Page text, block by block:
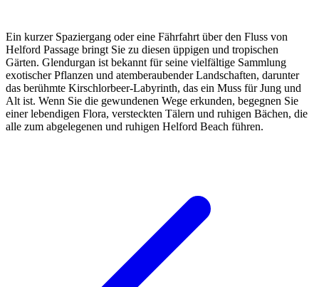
Ein kurzer Spaziergang oder eine Fährfahrt über den Fluss von
Helford Passage bringt Sie zu diesen üppigen und tropischen
Gärten. Glendurgan ist bekannt für seine vielfältige Sammlung
exotischer Pflanzen und atemberaubender Landschaften, darunter
das berühmte Kirschlorbeer-Labyrinth, das ein Muss für Jung und
Alt ist. Wenn Sie die gewundenen Wege erkunden, begegnen Sie
einer lebendigen Flora, versteckten Tälern und ruhigen Bächen, die
alle zum abgelegenen und ruhigen Helford Beach führen.